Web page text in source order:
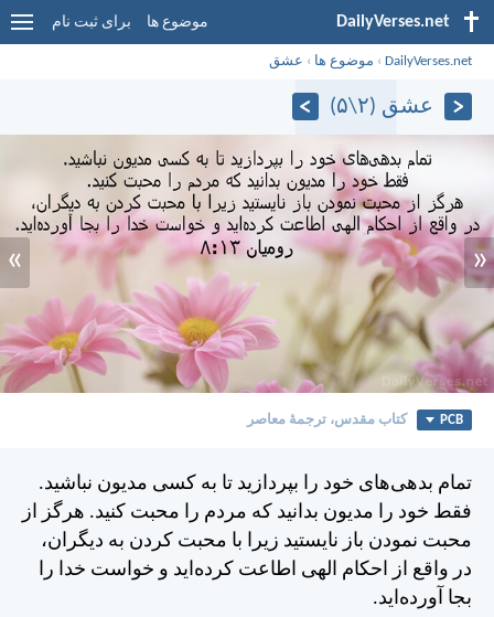
DailyVerses.net موضوع ها برای ثبت نام
DailyVerses.net
› موضوع ها › عشق
عشق (۲\۵)
«
»
PCB کتاب مقدس، ترجمۀ معاصر
تمام بدهی‌های خود را بپردازيد تا به كسی مديون نباشيد.
فقط خود را مديون بدانيد كه مردم را محبت كنيد. هرگز از
محبت نمودن باز نايستيد زيرا با محبت كردن به ديگران،
در واقع از احكام الهی اطاعت كرده‌ايد و خواست خدا را
بجا آورده‌ايد.